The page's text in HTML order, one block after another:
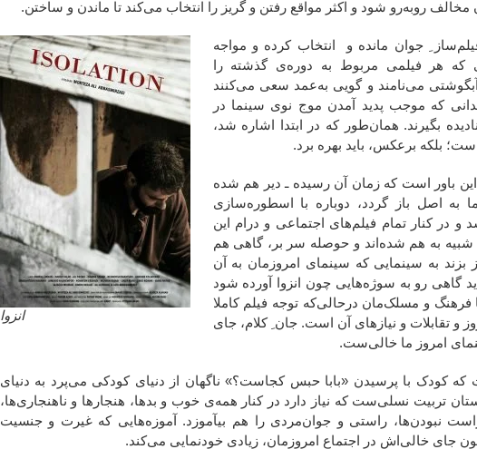
روبه‌رو شود و اکثر مواقع رفتن و گریز را انتخاب می‌کند تا ماندن و ساختن.
انزوا
فیلم‌ساز ِ جوان مانده و انتخاب کرده و مواجه
که هر فیلمی مربوط به دوره‌ی گذشته را
می‌نامند و گویی به‌عمد سعی می‌کنند
که موجب پدید آمدن موج نوی سینما در
بگیرند. همان‌طور که در ابتدا اشاره شد،
بلکه برعکس، باید بهره برد.
این باور است که زمان آن رسیده ـ دیر هم شده
به اصل باز گردد، دوباره با اسطوره‌سازی
و در کنار تمام فیلم‌‌های اجتماعی و درام این
شبیه به هم شده‌اند و حوصله سر بر، گاهی هم
بزند به سینمایی که سینمای امروزمان به آن
گاهی رو به سوژه‌هایی چون انزوا آورده شود
فرهنگ و مسلک‌‌مان درحالی‌که توجه فیلم کاملا
و تقابلات و نیازهای آن است. جان ِ‌ کلام، جای
امروز ما خالی‌ست.
که کودک با پرسیدن «بابا حبس کجاست؟» ناگهان از دنیای کودکی می‌پرد به دنیای
تربیت نسلی‌ست که نیاز دارد در کنار همه‌ی خوب و بدها، هنجارها و ناهنجاری‌ها،
نبودن‌ها، راستی و جوان‌مردی را هم بیآموزد. آموزه‌هایی که غیرت و جنسیت
جای خالی‌اش در اجتماع امروزمان، زیادی خودنمایی می‌کند.